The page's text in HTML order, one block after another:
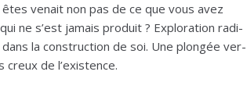
venait non pas de ce que vous avez
ne s’est jamais pro­duit ? Explo­ra­tion radi­
dans la construc­tion de soi. Une plon­gée ver­
creux de l’existence.